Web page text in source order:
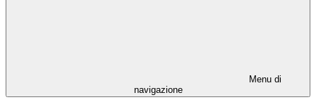
Menu di
navigazione